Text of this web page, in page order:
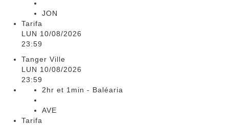
JON
Tarifa
LUN 10/08/2026
23:59
Tanger Ville
LUN 10/08/2026
23:59
2hr et 1min - Baléaria
AVE
Tarifa